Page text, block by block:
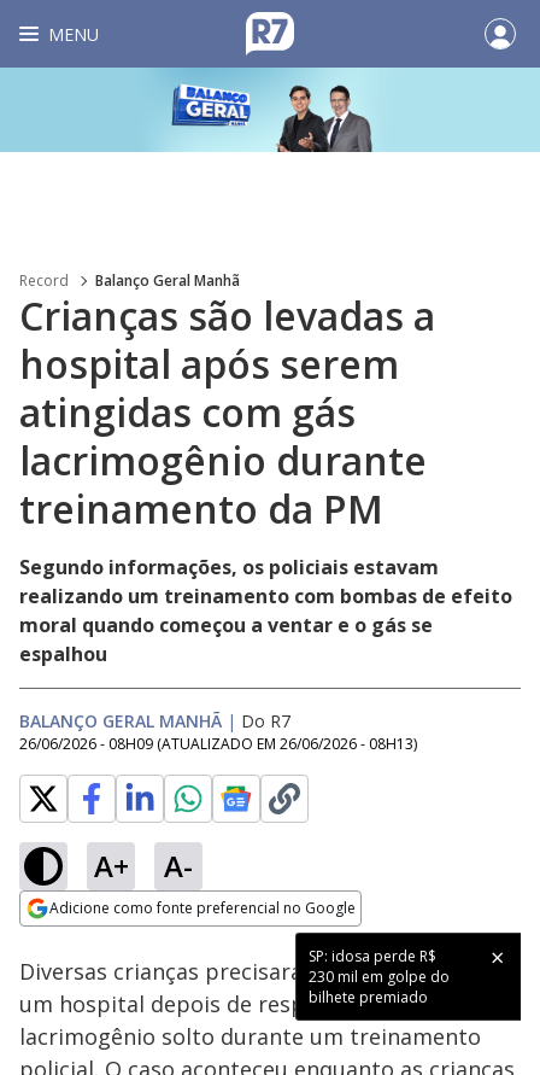
MENU
Record Balanço Geral Manhã
Crianças são levadas a
hospital após serem
atingidas com gás
lacrimogênio durante
treinamento da PM
Segundo informações, os policiais estavam
realizando um treinamento com bombas de efeito
moral quando começou a ventar e o gás se
espalhou
BALANÇO GERAL MANHÃ | Do R7
26/06/2026 - 08H09 (ATUALIZADO EM 26/06/2026 - 08H13)
A+ A-
Adicione como fonte preferencial no Google
SP: idosa perde R$
230 mil em golpe do
bilhete premiado
Ativar
Loaded
25.01%
Diversas crianças precisaram ser levadas para
um hospital depois de respirarem gás
lacrimogênio solto durante um treinamento
policial. O caso aconteceu enquanto as crianças